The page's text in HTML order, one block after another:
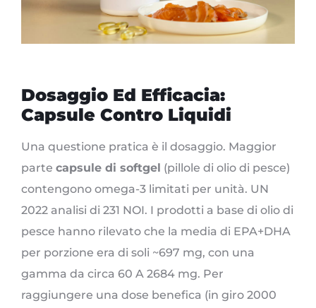
Dosaggio Ed Efficacia:
Capsule Contro Liquidi
Una questione pratica è il dosaggio. Maggior
parte capsule di softgel (pillole di olio di pesce)
contengono omega-3 limitati per unità. UN
2022 analisi di 231 NOI. I prodotti a base di olio di
pesce hanno rilevato che la media di EPA+DHA
per porzione era di soli ~697 mg, con una
gamma da circa 60 A 2684 mg. Per
raggiungere una dose benefica (in giro 2000